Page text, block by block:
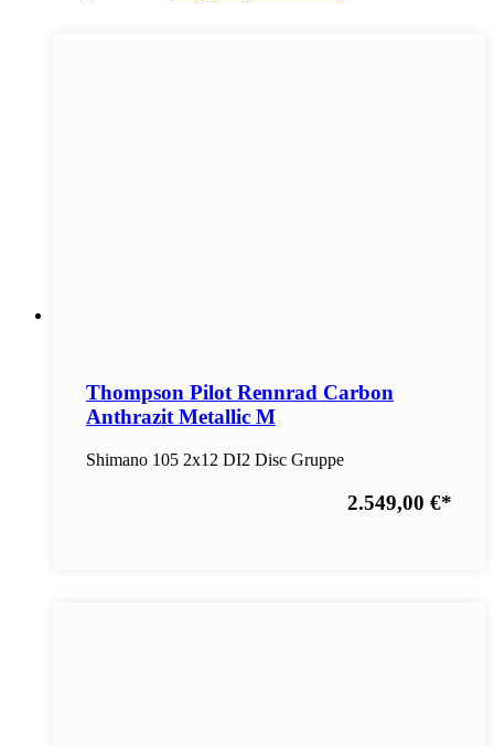
Thompson Pilot Rennrad Carbon
Anthrazit Metallic M
Shimano 105 2x12 DI2 Disc Gruppe
2.549,00 €*